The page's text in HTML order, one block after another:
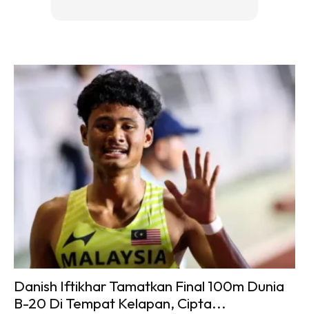
The Body Of An Old Skool; The Outer
Casing Made With A Synthetic
Feelmax Material To Provide
Stabilisation, & Comes With White
Laces And The Signature Red Logo
On Its Back. Retailing At RM359.00.
Available At All #SoleWhat Stores.
#Vans #SlipSkool #SoleWhat
A Post Shared BySole What(@solewhat) On Feb 11, 2020 At 6:11am PST
Danish Iftikhar Tamatkan Final 100m Dunia
B-20 Di Tempat Kelapan, Cipta...